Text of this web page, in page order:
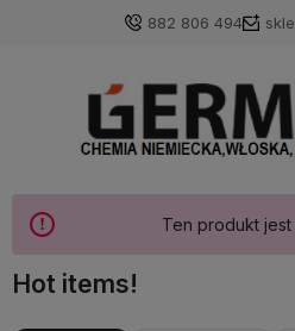
882 806 494
Ten produkt
Hot items!